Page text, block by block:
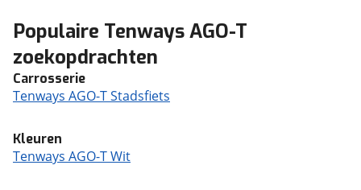
Populaire Tenways AGO-T
zoekopdrachten
Carrosserie
Tenways AGO-T Stadsfiets
Kleuren
Tenways AGO-T Wit